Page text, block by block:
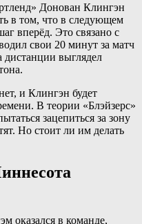
Донован Клингэн
в том, что в следующем
вперёд. Это связано с
свои 20 минут за матч
дистанции выглядел
и Клингэн будет
В теории «Блэйзерс»
зацепиться за зону
Но стоит ли им делать
оказался в команде,